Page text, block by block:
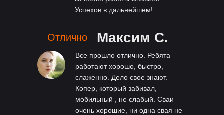
Успехов в дальнейшем!
Максим С.
Отлично
Все прошло отлично. Ребята
работают хорошо, быстро,
слаженно. Дело свое знают.
Копер, который забивал,
мобильный , не слабый. Сваи
очень хорошие, ни одна свая не